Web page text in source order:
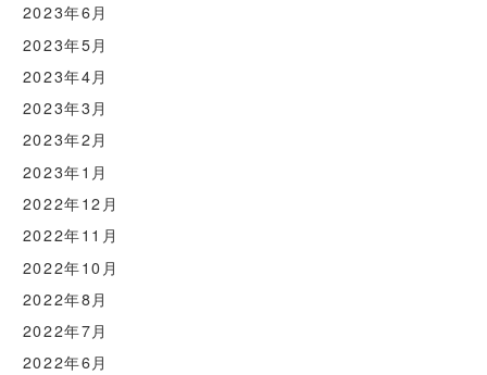
2023年6月
2023年5月
2023年4月
2023年3月
2023年2月
2023年1月
2022年12月
2022年11月
2022年10月
2022年8月
2022年7月
2022年6月